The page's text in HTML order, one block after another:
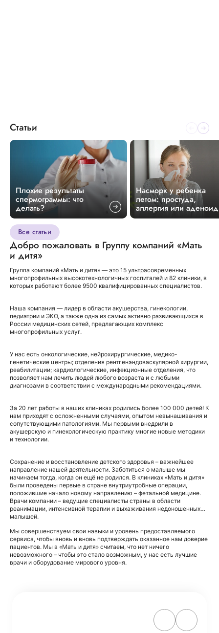
Статьи
Плохие результаты
спермограммы: что
делать?
Насморк у ребенка
летом: простуда,
аллергия или
Все статьи
Добро пожаловать в Группу компаний «Мать
и дитя»
Группа компаний «Мать и дитя» — это 15 ультрасовременных
многопрофильных высокотехнологичных госпиталей и 82 клиники, в
которых работают более 9500 квалифицированных специалистов.
Наша компания — лидер в области акушерства, гинекологии,
педиатрии и ЭКО, а также одна из самых активно развивающихся в
России медицинских сетей, предлагающих комплекс
многопрофильных услуг.
У нас есть онкологические, нейрохирургические, медико-
генетические центры; отделения рентгенэндоваскулярной хирургии,
реабилитации; кардиологические, инфекционные отделения, что
позволяет нам лечить людей любого возраста и с любыми
диагнозами в соответствии с международными рекомендациями.
За 20 лет работы в наших клиниках родились более 100 000 детей! К
нам приходят с осложненными случаями, опытом невынашивания и
сопутствующими патологиями. Мы первыми внедрили в
акушерскую и гинекологическую практику многие новые методики
и технологии.
Сохранение и восстановление детского здоровья – важнейшее
направление нашей деятельности. Заботиться о малыше мы
начинаем тогда, когда он ещё не родился. В клиниках «Мать и дитя»
были проведены первые в стране внутриутробные операции,
положившие начало новому направлению – фетальной медицине.
Врачи компании – ведущие специалисты страны в области
реанимации, интенсивной терапии и выхаживания недоношенных
малышей.
Мы совершенствуем свои навыки и уровень предоставляемого
сервиса, чтобы вновь и вновь подтверждать оказанное нам доверие
пациентов. Мы в «Мать и дитя» считаем, что нет ничего
невозможного – чтобы это стало возможным, у нас есть лучшие
врачи и оборудование мирового уровня.